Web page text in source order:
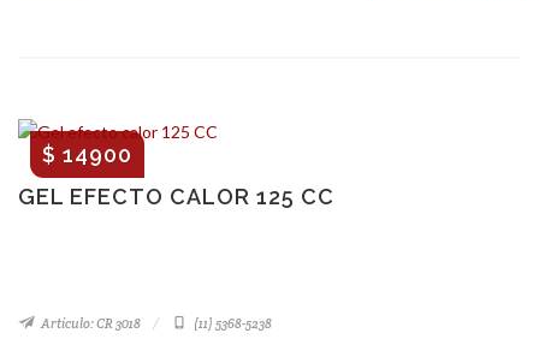
GEL EFECTO CALOR 125 CC
$ 14900
Artículo: CR 3018 (11) 5368-5238